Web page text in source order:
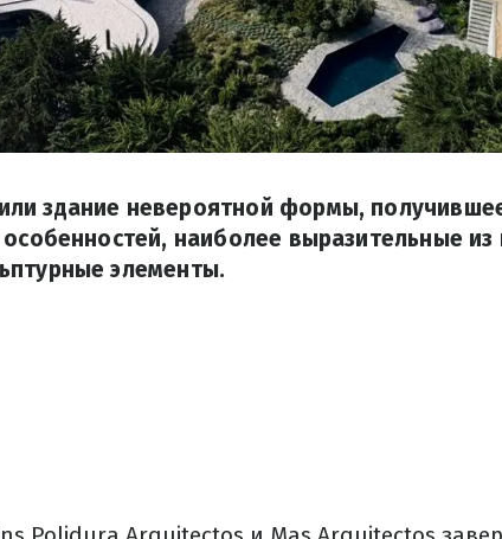
здание невероятной формы,
особенностей, наиболее выразительные из
элементы.